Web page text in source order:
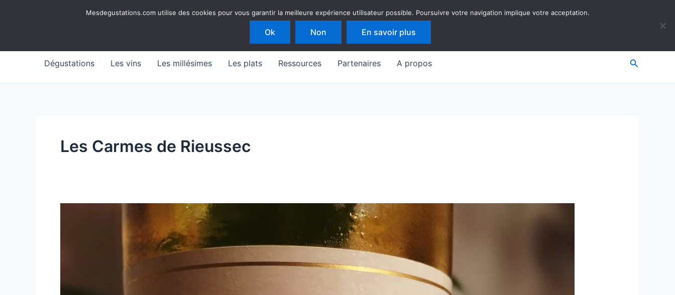
Mesdegustations
Dégustations Les vins Les millésimes Les plats Ressources Partenaires A propos
Les Carmes de Rieussec
Mesdegustations.com utilise des cookies pour vous garantir la meilleure expérience utilisateur possible. Poursuivre votre navigation implique votre acceptation.
Ok Non En savoir plus